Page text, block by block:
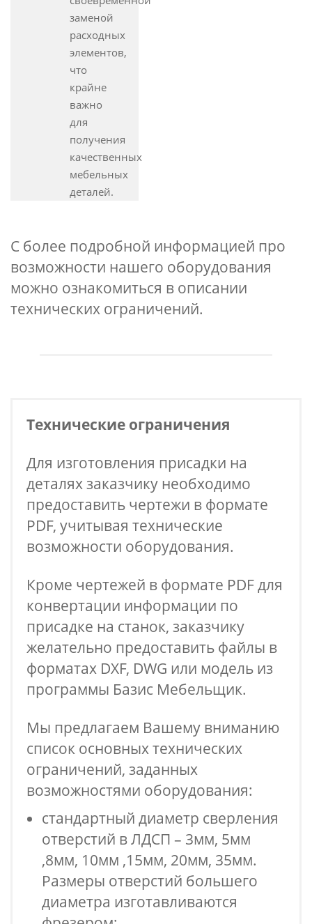
заменой
расходных
элементов,
что
крайне
важно
для
получения
качественных
мебельных
деталей.
С более подробной информацией про
возможности нашего оборудования
можно ознакомиться в описании
технических ограничений.
Технические ограничения
Для изготовления присадки на
деталях заказчику необходимо
предоставить чертежи в формате
PDF, учитывая технические
возможности оборудования.
Кроме чертежей в формате PDF для
конвертации информации по
присадке на станок, заказчику
желательно предоставить файлы в
форматах DXF, DWG или модель из
программы Базис Мебельщик.
Мы предлагаем Вашему вниманию
список основных технических
ограничений, заданных
возможностями оборудования:
стандартный диаметр сверления
отверстий в ЛДСП – 3мм, 5мм
,8мм, 10мм ,15мм, 20мм, 35мм.
Размеры отверстий большего
диаметра изготавливаются